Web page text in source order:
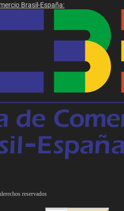
Brasil-España:
reservados